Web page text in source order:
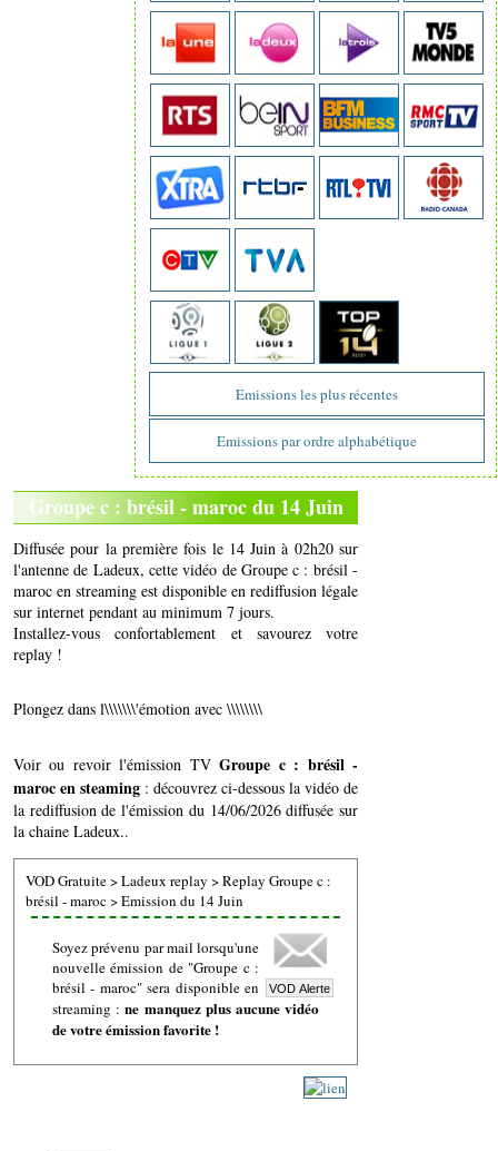
Emissions les plus récentes
Emissions par ordre alphabétique
Groupe c : brésil - maroc du 14 Juin
Diffusée pour la première fois le 14 Juin à 02h20 sur
l'antenne de Ladeux, cette vidéo de Groupe c : brésil -
maroc en streaming est disponible en rediffusion légale
sur internet pendant au minimum 7 jours.
Installez-vous confortablement et savourez votre
replay !
Plongez dans l\\\\\\\'émotion avec \\\\\\\\
Voir ou revoir l'émission TVGroupe c : brésil -
maroc en steaming : découvrez ci-dessous la vidéo de
la rediffusion de l'émission du 14/06/2026 diffusée sur
la chaine Ladeux..
VOD Gratuite>Ladeux replay >Replay Groupe c :
brésil - maroc>Emission du 14 Juin
Soyez prévenu par mail lorsqu'une
nouvelle émission de "Groupe c :
brésil - maroc" sera disponible en
streaming :ne manquez plus aucune vidéo
de votre émission favorite !